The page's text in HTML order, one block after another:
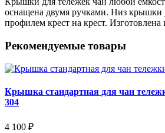
оснащена двумя ручками. Низ
профилем крест на крест.
Рекомендуемые товары
Крышка стандартная для чан
304
4 100 ₽